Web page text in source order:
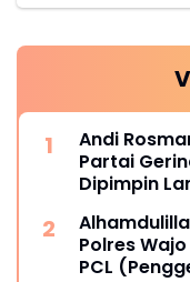
Andi
Partai
Dipimpin
Polres
PCL